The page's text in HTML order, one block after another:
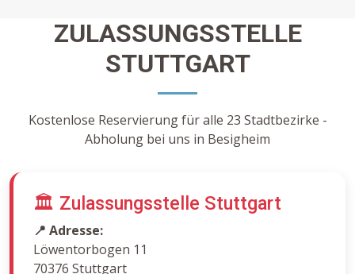
ZULASSUNGSSTELLE
STUTTGART
Kostenlose Reservierung für alle 23 Stadtbezirke -
Abholung bei uns in Besigheim
🏛️ Zulassungsstelle Stuttgart
📍 Adresse:
Löwentorbogen 11
70376 Stuttgart